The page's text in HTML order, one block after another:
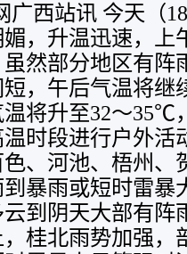
广西站讯 今天（
，升温迅速，上
然部分地区有阵
，午后气温将继
温将升至32～
时段进行户外活
、河池、梧州、
暴雨或短时雷暴
到阴天大部有阵
桂北雨势加强，